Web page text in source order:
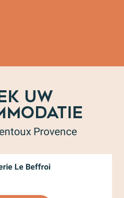
UW
Provence
Le Beffroi